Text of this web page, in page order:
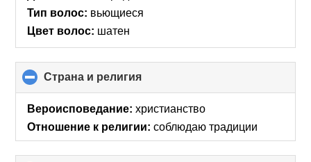
Тип волос: вьющиеся
Цвет волос: шатен
Страна и религия
to
collapse
contents
Вероисповедание: христианство
Отношение к религии: соблюдаю традиции